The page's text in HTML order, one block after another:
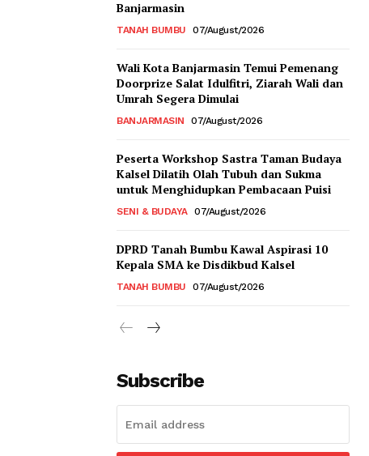
Banjarmasin
TANAH BUMBU 07/August/2026
Wali Kota Banjarmasin Temui Pemenang
Doorprize Salat Idulfitri, Ziarah Wali dan
Umrah Segera Dimulai
BANJARMASIN 07/August/2026
Peserta Workshop Sastra Taman Budaya
Kalsel Dilatih Olah Tubuh dan Sukma
untuk Menghidupkan Pembacaan Puisi
SENI & BUDAYA 07/August/2026
DPRD Tanah Bumbu Kawal Aspirasi 10
Kepala SMA ke Disdikbud Kalsel
TANAH BUMBU 07/August/2026
Subscribe